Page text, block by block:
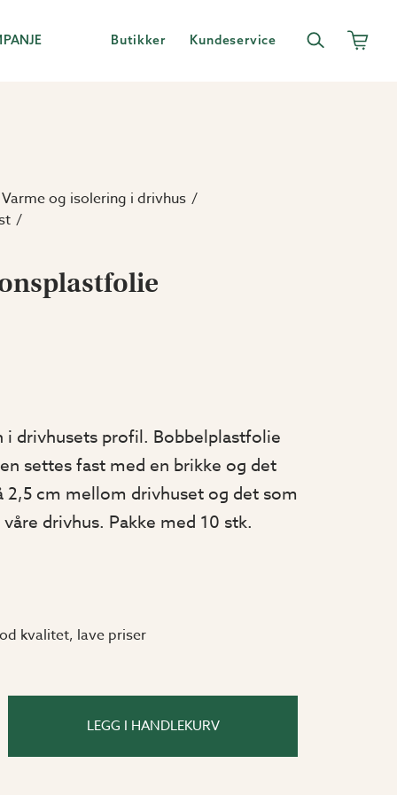
Butikker Kundeservice
Varme og isolering i drivhus
i drivhusets profil. Bobbelplastfolie
settes fast med en brikke og det
2,5 cm mellom drivhuset og det som
drivhus. Pakke med 10 stk.
kvalitet, lave priser
LEGG I HANDLEKURV